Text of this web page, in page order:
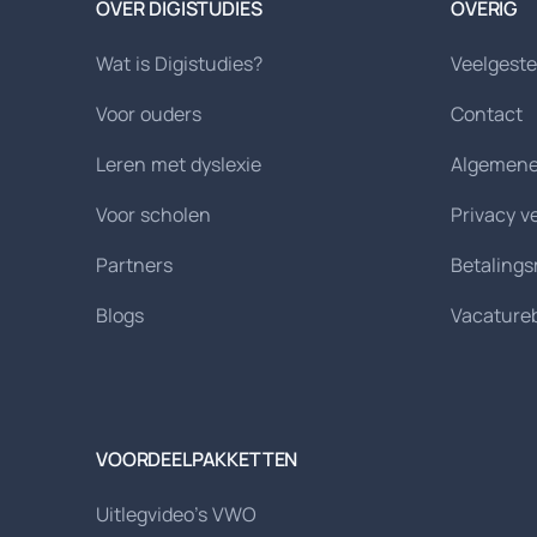
OVER DIGISTUDIES
Wat is Digistudies?
Voor ouders
Leren met dyslexie
Voor scholen
Partners
Blogs
OVERIG
Contact
Privacy
VOORDEELPAKKETTEN
Uitlegvideo's VWO